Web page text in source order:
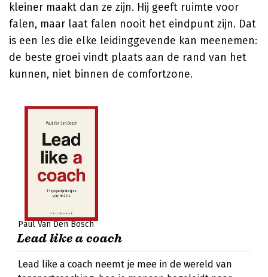
kleiner maakt dan ze zijn. Hij geeft ruimte voor
falen, maar laat falen nooit het eindpunt zijn. Dat
is een les die elke leidinggevende kan meenemen:
de beste groei vindt plaats aan de rand van het
kunnen, niet binnen de comfortzone.
Paul Van Den Bosch
Lead like a coach
Lead like a coach neemt je mee in de wereld van